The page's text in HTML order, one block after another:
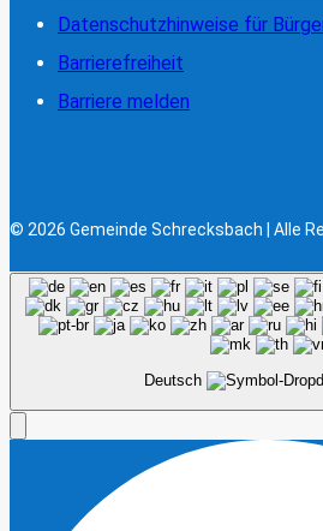
Datenschutzhinweise für
Barrierefreiheit
Barriere melden
© 2026 Gemeinde Schrecksbach | Alle
Deutsch